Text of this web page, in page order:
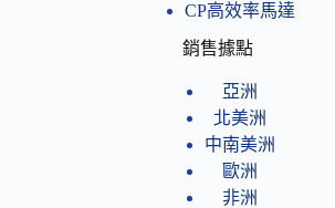
CP高效率馬達
銷售據點
亞洲
北美洲
中南美洲
歐洲
非洲